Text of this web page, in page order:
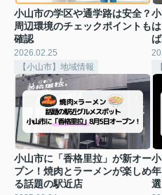
小山市の学区や通学路は安全？
周辺環境のチェックポイントも
確認
2026.02.25
【小山市】地域情報
小山市に「香格里拉」が新オー
プン！焼肉とラーメンが楽しめ
る話題の駅近店
選